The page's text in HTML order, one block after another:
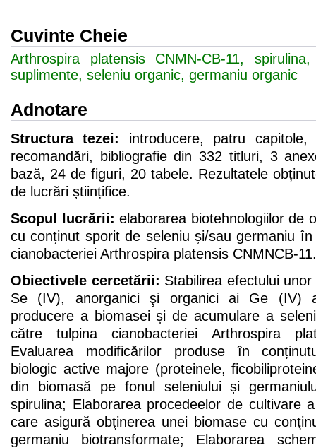
Cuvinte Cheie
Arthrospira platensis CNMN-CB-11,
suplimente, seleniu organic, germaniu organic
Adnotare
Structura tezei:
introducere, patru capitole,
recomandări, bibliografie din 332 titluri, 3
bază, 24 de figuri, 20 tabele. Rezultatele
de lucrări științifice.
Scopul lucrării: elaborarea biotehnologiilor de
cu conținut sporit de seleniu și/sau germaniu
cianobacteriei Arthrospira platensis CNMNCB-11.
Obiectivele cercetării: Stabilirea efectului
Se (IV), anorganici şi organici ai Ge (IV)
producere a biomasei şi de acumulare a
către tulpina cianobacteriei Arthrospira
Evaluarea modificărilor produse în
biologic active majore (proteinele,
din biomasă pe fonul seleniului și
spirulina; Elaborarea procedeelor de cultivare
care asigură obţinerea unei biomase cu
germaniu biotransformate; Elaborarea